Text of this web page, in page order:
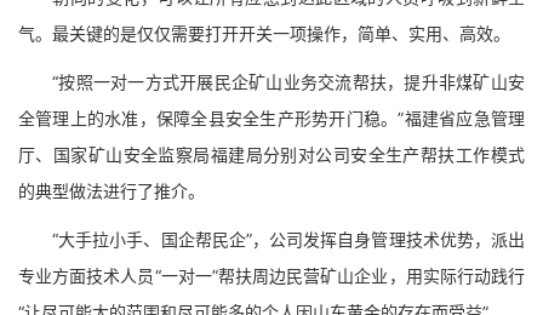
气。最关键的是仅仅需要打开开关一项操作，简单、实用、高效。
“按照一对一方式开展民企矿山业务交流帮扶，提升非煤矿山安
全管理上的水准，保障全县安全生产形势开门稳。”福建省应急管理
厅、国家矿山安全监察局福建局分别对公司安全生产帮扶工作模式
的典型做法进行了推介。
“大手拉小手、国企帮民企”，公司发挥自身管理技术优势，派出
专业方面技术人员“一对一”帮扶周边民营矿山企业，用实际行动践行